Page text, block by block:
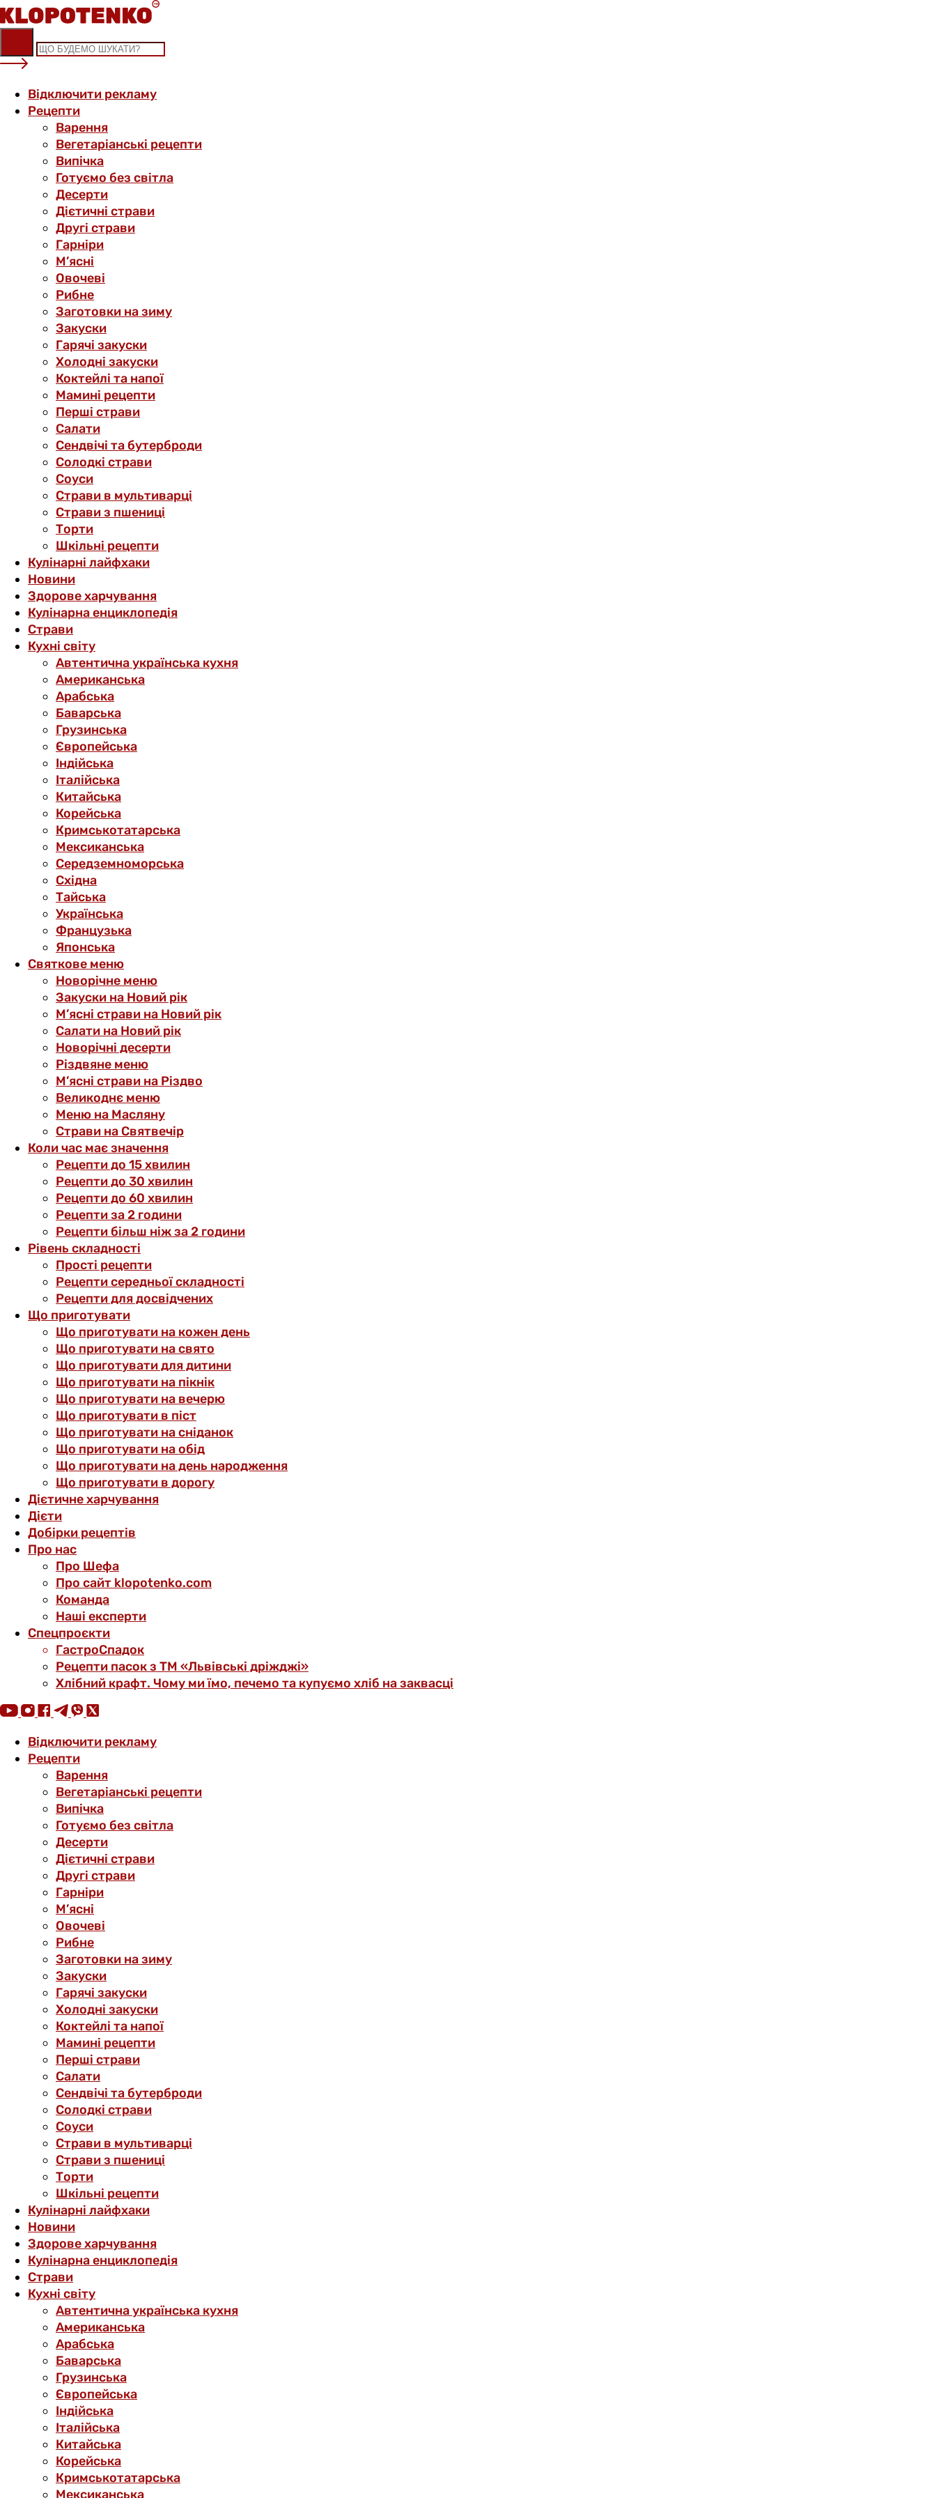
Skip
to
content
Відключити рекламу
Рецепти
Варення
Вегетаріанські рецепти
Випічка
Готуємо без світла
Десерти
Дієтичні страви
Другі страви
Гарніри
М’ясні
Овочеві
Рибне
Заготовки на зиму
Закуски
Гарячі закуски
Холодні закуски
Коктейлі та напої
Мамині рецепти
Перші страви
Салати
Сендвічі та бутерброди
Солодкі страви
Соуси
Страви в мультиварці
Страви з пшениці
Торти
Шкільні рецепти
Кулінарні лайфхаки
Новини
Здорове харчування
Кулінарна енциклопедія
Страви
Кухні світу
Автентична українська кухня
Американська
Арабська
Баварська
Грузинська
Європейська
Індійська
Італійська
Китайська
Корейська
Кримськотатарська
Мексиканська
Середземноморська
Східна
Тайська
Українська
Французька
Японська
Святкове меню
Новорічне меню
Закуски на Новий рік
М’ясні страви на Новий рік
Салати на Новий рік
Новорічні десерти
Різдвяне меню
М’ясні страви на Різдво
Великоднє меню
Меню на Масляну
Страви на Святвечір
Коли час має значення
Рецепти до 15 хвилин
Рецепти до 30 хвилин
Рецепти до 60 хвилин
Рецепти за 2 години
Рецепти більш ніж за 2 години
Рівень складності
Прості рецепти
Рецепти середньої складності
Рецепти для досвідчених
Що приготувати
Що приготувати на кожен день
Що приготувати на свято
Що приготувати для дитини
Що приготувати на пікнік
Що приготувати на вечерю
Що приготувати в піст
Що приготувати на сніданок
Що приготувати на обід
Що приготувати на день народження
Що приготувати в дорогу
Дієтичне харчування
Дієти
Добірки рецептів
Про нас
Про Шефа
Про сайт klopotenko.com
Команда
Наші експерти
Спецпроєкти
ГастроСпадок
Рецепти пасок з ТМ «Львівські дріжджі»
Хлібний крафт. Чому ми їмо, печемо та купуємо хліб на заквасці
Відключити рекламу
Рецепти
Варення
Вегетаріанські рецепти
Випічка
Готуємо без світла
Десерти
Дієтичні страви
Другі страви
Гарніри
М’ясні
Овочеві
Рибне
Заготовки на зиму
Закуски
Гарячі закуски
Холодні закуски
Коктейлі та напої
Мамині рецепти
Перші страви
Салати
Сендвічі та бутерброди
Солодкі страви
Соуси
Страви в мультиварці
Страви з пшениці
Торти
Шкільні рецепти
Кулінарні лайфхаки
Новини
Здорове харчування
Кулінарна енциклопедія
Страви
Кухні світу
Автентична українська кухня
Американська
Арабська
Баварська
Грузинська
Європейська
Індійська
Італійська
Китайська
Корейська
Кримськотатарська
Мексиканська